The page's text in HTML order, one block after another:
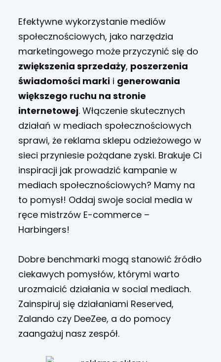
Efektywne wykorzystanie mediów
społecznościowych, jako narzędzia
marketingowego może przyczynić się do
zwiększenia sprzedaży, poszerzenia
świadomości marki i generowania
większego ruchu na stronie
internetowej. Włączenie skutecznych
działań w mediach społecznościowych
sprawi, że reklama sklepu odzieżowego w
sieci przyniesie pożądane zyski. Brakuje Ci
inspiracji jak prowadzić kampanie w
mediach społecznościowych? Mamy na
to pomysł! Oddaj swoje social media w
ręce mistrzów E-commerce –
Harbingers!
Dobre benchmarki mogą stanowić źródło
ciekawych pomysłów, którymi warto
urozmaicić działania w social mediach.
Zainspiruj się działaniami Reserved,
Zalando czy DeeZee, a do pomocy
zaangażuj nasz zespół.